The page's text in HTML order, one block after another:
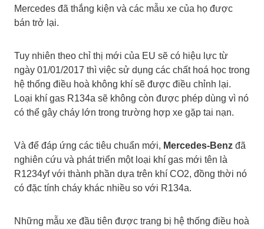
Mercedes đã thắng kiện và các mẫu xe của họ được
bán trở lại.
Tuy nhiên theo chỉ thị mới của EU sẽ có hiệu lực từ
ngày 01/01/2017 thì việc sử dụng các chất hoá học trong
hệ thống điều hoà không khí sẽ được điều chỉnh lại.
Loại khí gas R134a sẽ không còn được phép dùng vì nó
có thể gây cháy lớn trong trường hợp xe gặp tai nạn.
Và để đáp ứng các tiêu chuẩn mới, Mercedes-Benz đã
nghiên cứu và phát triển một loại khí gas mới tên là
R1234yf với thành phần dựa trên khí CO2, đồng thời nó
có đặc tính cháy khác nhiều so với R134a.
Những mẫu xe đầu tiên được trang bị hệ thống điều hoà